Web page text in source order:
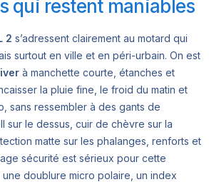
qui restent maniables
2 s’adressent clairement au motard qui
surtout en ville et en péri-urbain. On est
à manchette courte, étanches et
la pluie fine, le froid du matin et
sans ressembler à des gants de
sur le dessus, cuir de chèvre sur la
matte sur les phalanges, renforts et
sécurité est sérieux pour cette
doublure micro polaire, un index